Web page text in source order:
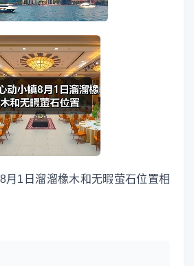
月1日溜溜橡木和无暇萤石位置相